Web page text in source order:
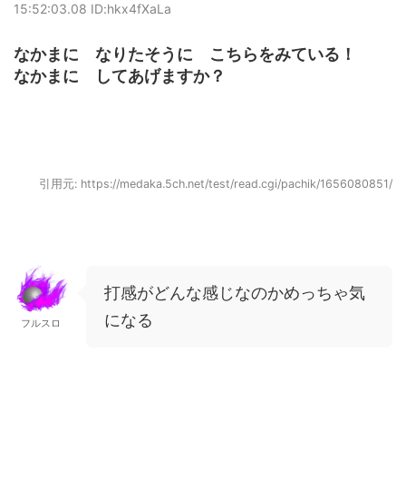
15:52:03.08 ID:hkx4fXaLa
なかまに なりたそうに こちらをみている！
なかまに してあげますか？
引用元: https://medaka.5ch.net/test/read.cgi/pachik/1656080851/
フルスロ
打感がどんな感じなのかめっちゃ気
になる